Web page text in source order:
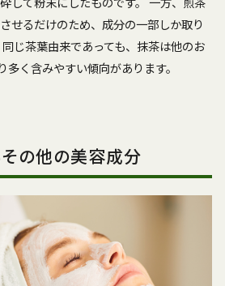
せるだけのため、成分の一部しか取り
じ茶葉由来であっても、抹茶は他のお
多く含みやすい傾向があります。
の他の美容成分